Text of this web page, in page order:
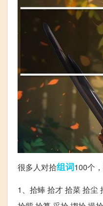
很多人对拾组词100个
1、拾蜯 拾才 拾菜 拾尘